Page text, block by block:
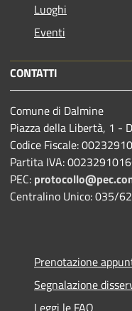
Luoghi
Eventi
CONTATTI
Comune di Dalmine
Piazza della Libertà, 1 -
Codice Fiscale:
Partita IVA:
PEC:
Centralino Unico: 035/
Prenotazione
Segnalazione